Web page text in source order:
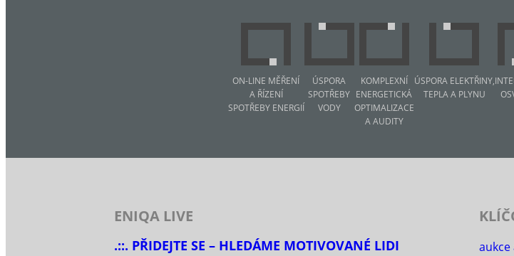
ON-LINE MĚŘENÍ
A ŘÍZENÍ
SPOTŘEBY ENERGIÍ
ÚSPORA
SPOTŘEBY
VODY
KOMPLEXNÍ
ENERGETICKÁ
OPTIMALIZACE
A AUDITY
ÚSPORA ELEKTŘINY,
TEPLA A PLYNU
ENIQA LIVE
.::. PŘIDEJTE SE – HLEDÁME MOTIVOVANÉ LIDI